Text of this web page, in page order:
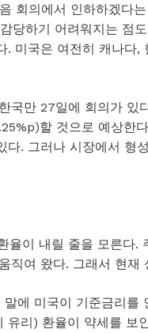
회의에서 인하하겠다
당하기 어려워지는 점
. 미국은 여전히 캐나다,
국만 27일에 회의가 있
할 것으로 예상한
. 그러나 시장에서 형
율이 내릴 줄을 모른다.
직여 왔다. 그래서 현재
에 미국이 기준금리를
유리) 환율이 약세를 보